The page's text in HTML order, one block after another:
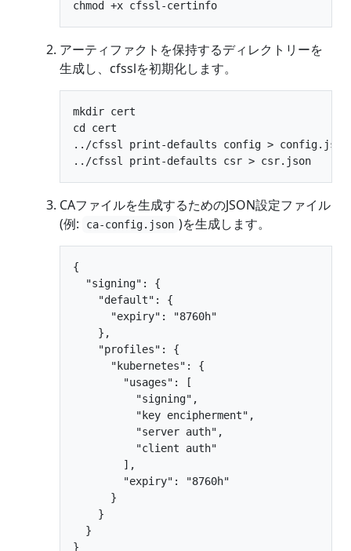
アーティファクトを保持するディレクトリーを
生成し、cfsslを初期化します。
mkdir cert
cd cert
../cfssl print-defaults config > config.json
CAファイルを生成するためのJSON設定ファイル
(例:
ca-config.json )を生成します。
{
  "signing": {
    "default": {
      "expiry": "8760h"
    },
    "profiles": {
      "kubernetes": {
        "usages": [
          "signing",
          "key encipherment",
          "server auth",
          "client auth"
        ],
        "expiry": "8760h"
      }
    }
  }